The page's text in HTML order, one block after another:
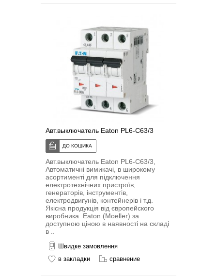
Авт.выключатель Eaton PL6-C63/3
Авт.выключатель Eaton PL6-C63/3,
Автоматичні вимикачі, в широкому
асортименті для підключення
електротехнічних пристроїв,
генераторів, інструментів,
електродвигунів, контейнерів і т.д.
Якісна продукція від європейского
виробника Eaton (Moeller) за
доступною ціною в наявності на складі
в ..
Швидке замовлення
в закладки
сравнение